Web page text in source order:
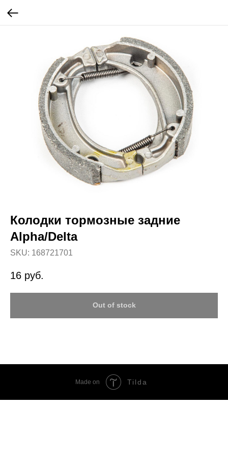
Колодки тормозные задние
Alpha/Delta
SKU: 168721701
16 руб.
Out of stock
Made on Tilda